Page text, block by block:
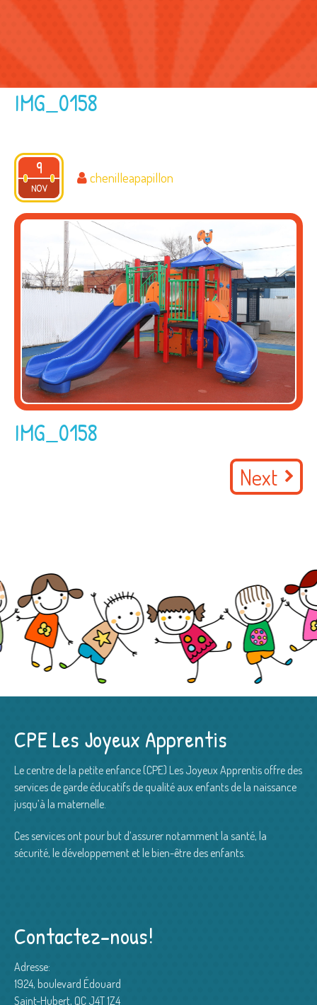
IMG_0158
9
NOV
2017
chenilleapapillon
IMG_0158
Next
CPE Les Joyeux Apprentis
Le centre de la petite enfance (CPE) Les Joyeux Apprentis offre des
services de garde éducatifs de qualité aux enfants de la naissance
jusqu’à la maternelle.
Ces services ont pour but d’assurer notamment la santé, la
sécurité, le développement et le bien-être des enfants.
Contactez-nous!
Adresse:
1924, boulevard Édouard
Saint-Hubert, QC J4T 1Z4